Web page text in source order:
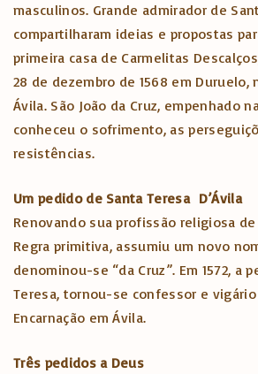
masculinos. Grande admirador de
compartilharam ideias e propostas
primeira casa de Carmelitas
28 de dezembro de 1568 em Duruelo,
Ávila. São João da Cruz, empenhado
conheceu o sofrimento, as
resistências.
Um pedido de Santa Teresa D’Ávila
Renovando sua profissão religiosa
Regra primitiva, assumiu um novo
denominou-se “da Cruz”. Em 1572, a
Teresa, tornou-se confessor e
Encarnação em Ávila.
Três pedidos a Deus